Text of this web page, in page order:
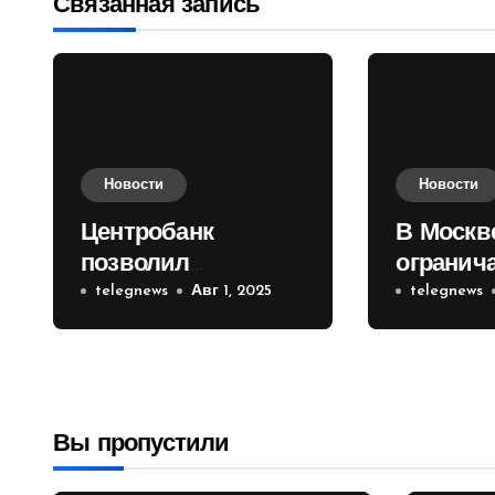
Связанная запись
Новости
Центробанк
позволил
инвесторам из
враждебных
telegnews Авг 1, 2025
Новости
В
telegnews
Вы пропустили